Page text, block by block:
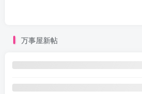
万事屋新帖